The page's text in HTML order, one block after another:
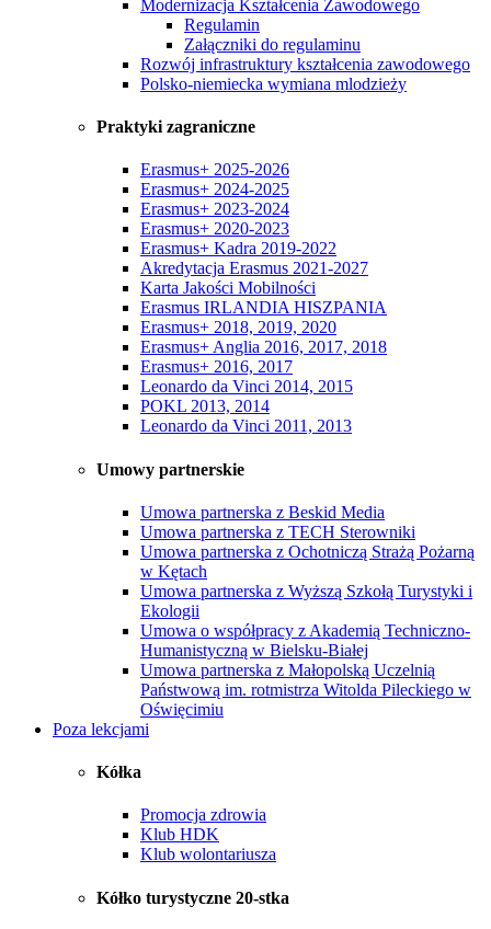
Modernizacja Kształcenia Zawodowego
Regulamin
Załączniki do regulaminu
Rozwój infrastruktury kształcenia zawodowego
Polsko-niemiecka wymiana mlodzieży
Praktyki zagraniczne
Erasmus+ 2025-2026
Erasmus+ 2024-2025
Erasmus+ 2023-2024
Erasmus+ 2020-2023
Erasmus+ Kadra 2019-2022
Akredytacja Erasmus 2021-2027
Karta Jakości Mobilności
Erasmus IRLANDIA HISZPANIA
Erasmus+ 2018, 2019, 2020
Erasmus+ Anglia 2016, 2017, 2018
Erasmus+ 2016, 2017
Leonardo da Vinci 2014, 2015
POKL 2013, 2014
Leonardo da Vinci 2011, 2013
Umowy partnerskie
Umowa partnerska z Beskid Media
Umowa partnerska z TECH Sterowniki
Umowa partnerska z Ochotniczą Strażą Pożarną
w Kętach
Umowa partnerska z Wyższą Szkołą Turystyki i
Ekologii
Umowa o współpracy z Akademią Techniczno-
Humanistyczną w Bielsku-Białej
Umowa partnerska z Małopolską Uczelnią
Państwową im. rotmistrza Witolda Pileckiego w
Oświęcimiu
Poza lekcjami
Kółka
Promocja zdrowia
Klub HDK
Klub wolontariusza
Kółko turystyczne 20-stka